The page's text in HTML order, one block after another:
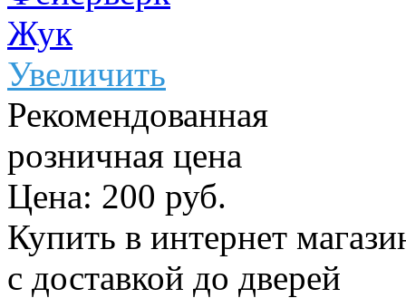
Увеличить
Рекомендованная
розничная цена
Цена: 200 руб.
Купить в интернет
с доставкой до дверей